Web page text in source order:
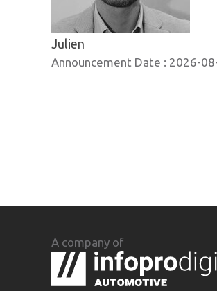
Julien
Announcement Date : 2026-
A company of